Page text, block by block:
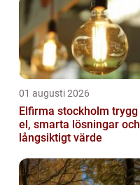
01 augusti 2026
Elfirma stockholm trygg
el, smarta lösningar och
långsiktigt värde